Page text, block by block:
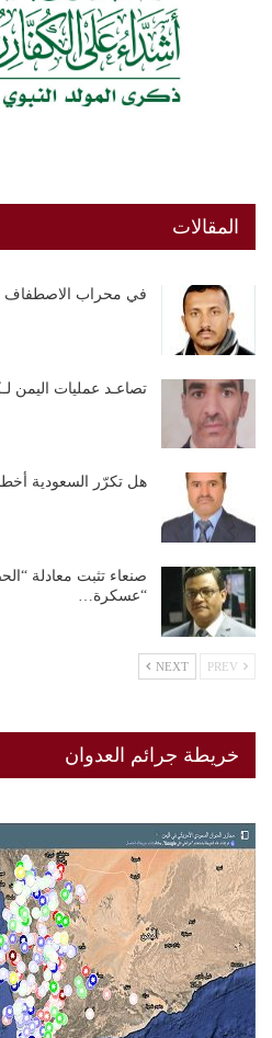
المقالات
في محراب الاصطفاف
تصاعـد عمليات اليمن
هل تكرّر السعودية
صنعاء تثبت معادلة
“عسكرة…
NEXT
خريطة جرائم العدوان